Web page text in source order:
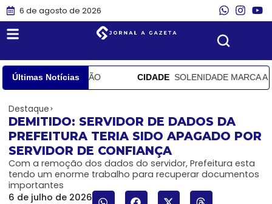
6 de agosto de 2026
Últimas Notícias
DE COMPROVAÇÃO CIDADE SOLENIDADE MARCA A
Destaque
DEMITIDO: SERVIDOR DE DADOS DA
PREFEITURA TERIA SIDO APAGADO POR
SERVIDOR DE CONFIANÇA
Com a remoção dos dados do servidor, Prefeitura esta
tendo um enorme trabalho para recuperar documentos
importantes
6 de julho de 2026